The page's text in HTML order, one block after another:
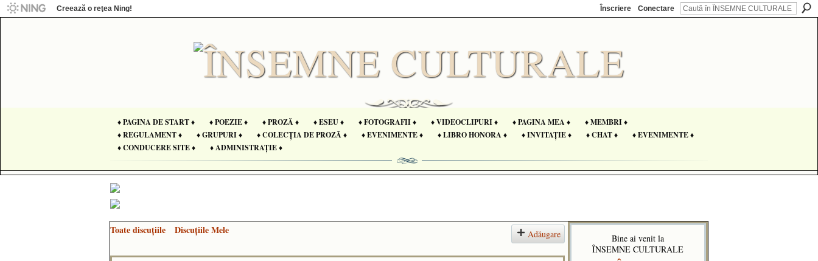
Creează o reţea Ning! Înscriere Conectare
♦ PAGINA DE START ♦ ♦ POEZIE ♦ ♦ PROZĂ ♦ ♦ ESEU ♦ ♦ FOTOGRAFII ♦ ♦ VIDEOCLIPURI ♦ ♦ PAGINA MEA ♦
♦ MEMBRI ♦
♦ REGULAMENT ♦
♦ GRUPURI ♦ ♦ COLECȚIA DE PROZĂ ♦ ♦ EVENIMENTE ♦ ♦ LIBRO HONORA ♦ ♦ INVITAȚIE ♦ ♦ CHAT ♦
♦ EVENIMENTE ♦
♦ CONDUCERE SITE ♦
♦ ADMINISTRAȚIE ♦
Toate discuţiile Discuţiile Mele Adăugare
Bine ai venit la
ÎNSEMNE CULTURALE